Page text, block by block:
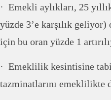
· Emekli aylıkları, 25
yüzde 3’e karşılık geliyor)
için bu oran yüzde 1
· Emeklilik kesintisine
tazminatlarını emeklilikte